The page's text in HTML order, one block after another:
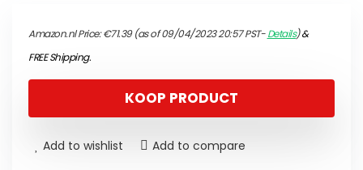
Amazon.nl Price:€71.39(as of 09/04/2023 20:57 PST-Details)&
FREE Shipping.
KOOP PRODUCT
Add to wishlist Add to compare